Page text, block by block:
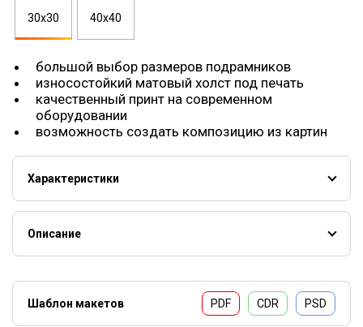
30х30 40х40
большой выбор размеров подрамников
износостойкий матовый холст под печать
качественный принт на современном
оборудовании
возможность создать композицию из картин
Характеристики
Рейка подрамника
сосна, 1 сорт, без сучков, сращенная
Холст
матовый искусственный синтетический
Плотность
260 гр
Цвет
Белый
Марка
Описание
праздник, который хорошо впишется в любой интерьер.
Шаблон макетов
PDF CDR PSD